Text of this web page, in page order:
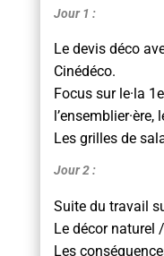
Jour 1 :
Le devis déco
Cinédéco.
Focus sur le·la
l’ensemblier·ère,
Les grilles de
Jour 2 :
Suite du travail
Le décor naturel
Les